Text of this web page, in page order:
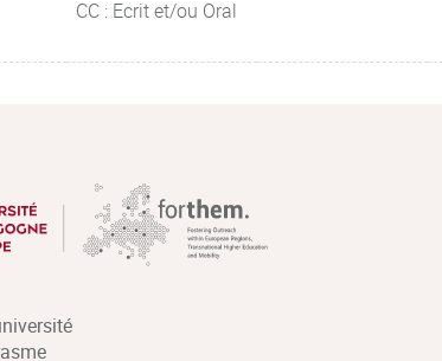
CC : Ecrit et/ou Oral